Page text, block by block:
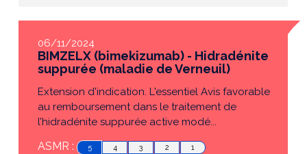
06/11/2024
BIMZELX (bimekizumab) - Hidradénite
suppurée (maladie de Verneuil)
Extension d'indication. L'essentiel Avis favorable
au remboursement dans le traitement de
l’hidradénite suppurée active modé...
ASMR : 5 4 3 2 1